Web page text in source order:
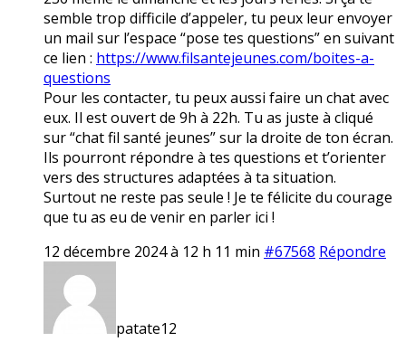
semble trop difficile d’appeler, tu peux leur envoyer
un mail sur l’espace “pose tes questions” en suivant
ce lien : https://www.filsantejeunes.com/boites-a-
questions
Pour les contacter, tu peux aussi faire un chat avec
eux. Il est ouvert de 9h à 22h. Tu as juste à cliqué
sur “chat fil santé jeunes” sur la droite de ton écran.
Ils pourront répondre à tes questions et t’orienter
vers des structures adaptées à ta situation.
Surtout ne reste pas seule ! Je te félicite du courage
que tu as eu de venir en parler ici !
12 décembre 2024 à 12 h 11 min #67568 Répondre
patate12